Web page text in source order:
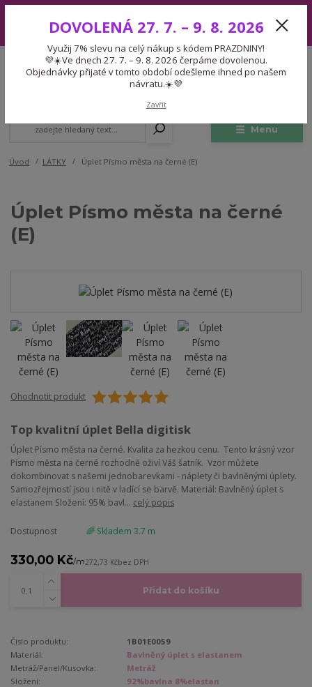
7. – 9. 8. 2026 čerpáme dovolenou. Objednávky přijaté v tomto období
odešleme ihned po našem návratu.☀️💜
Menu
CZK
Expedice 775 866 913
Po-Čt 9-15:30 Pá 9-14:30 Pauza 13-13:45
Úvod LÁTKY Úplet Písmo města na černé (E)
Úplet Písmo města na černé
(E)
Ohodnotit produkt
Top kvalitní úplet Bella digitisk
Úplet Písmo města na černé. Kvalita za hezkou cenu. Tento krásný vzor
Písmo města na černé rozhodně oživí Váš šatník. Vzor můžete
dokombinovat s našemi jednobarevkami - náplety či bavlněnými úplety.
Samozřejmostí jsou i nitě v ladící se barvě. Materiál: Bavlněný úplet s
elastanem Složení: 95% bavl... celý popis
Dostupnost 🌈 Skladem 3.7 m
330,00 Kč/m272,73 Kčbez DPH
Přidat do košíku
Číslo produktu:
1B01E0059
Materiál:
Bavlněný úplet s elastanem
Metráž/Panel/Kusovka:
Metráž
Složení:
92%bavlna 8%elastan
DOVOLENÁ 27. 7. – 9. 8. 2026
Využij 7% slevu na celý nákup s kódem PRAZDNINY!
💜☀️Ve dnech 27. 7. – 9. 8. 2026 čerpáme dovolenou.
Objednávky přijaté v tomto období odešleme ihned po našem
návratu.☀️💜
Zavřít